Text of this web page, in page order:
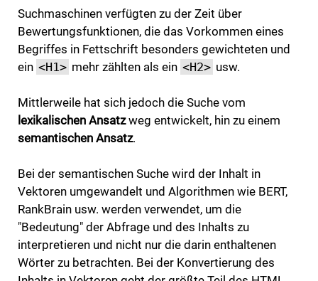
Suchmaschinen verfügten zu der Zeit über
Bewertungsfunktionen, die das Vorkommen eines
Begriffes in Fettschrift besonders gewichteten und
ein <H1> mehr zählten als ein <H2> usw.
Mittlerweile hat sich jedoch die Suche vom
lexikalischen Ansatzweg entwickelt, hin zu einem
semantischen Ansatz.
Bei der semantischen Suche wird der Inhalt in
Vektoren umgewandelt und Algorithmen wie BERT,
RankBrain usw. werden verwendet, um die
"Bedeutung" der Abfrage und des Inhalts zu
interpretieren und nicht nur die darin enthaltenen
Wörter zu betrachten. Bei der Konvertierung des